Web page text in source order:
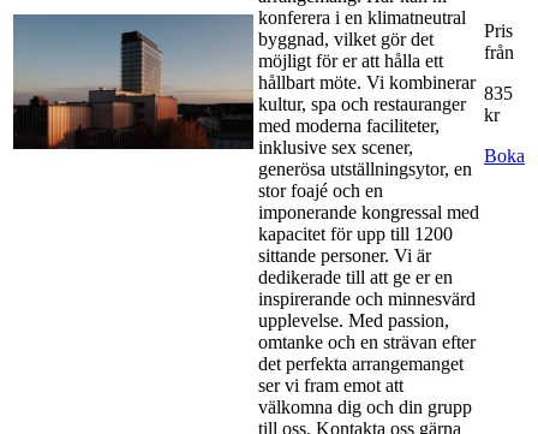
konferera i en klimatneutral
byggnad, vilket gör det
möjligt för er att hålla ett
hållbart möte. Vi kombinerar
kultur, spa och restauranger
med moderna faciliteter,
inklusive sex scener,
generösa utställningsytor, en
stor foajé och en
imponerande kongressal med
kapacitet för upp till 1200
sittande personer. Vi är
dedikerade till att ge er en
inspirerande och minnesvärd
upplevelse. Med passion,
omtanke och en strävan efter
det perfekta arrangemanget
ser vi fram emot att
välkomna dig och din grupp
till oss. Kontakta oss gärna
Pris
från
835
kr
Boka